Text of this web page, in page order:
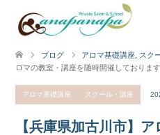
ブログ アロマ基礎講座 スク
ロマの教室・講座を随時開催しております
アロマ基礎講座 スクール・講座
【兵庫県加古川市】